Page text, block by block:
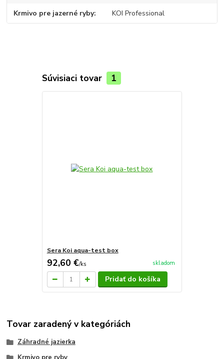
Krmivo pre jazerné ryby KOI Professional
Súvisiaci tovar 1
Sera Koi aqua-test box
92,60 €/ks skladom
Pridať do košíka
Tovar zaradený v kategóriách
Záhradné jazierka